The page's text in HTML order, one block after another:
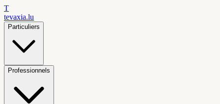
T
tevaxia.lu
Particuliers
Professionnels